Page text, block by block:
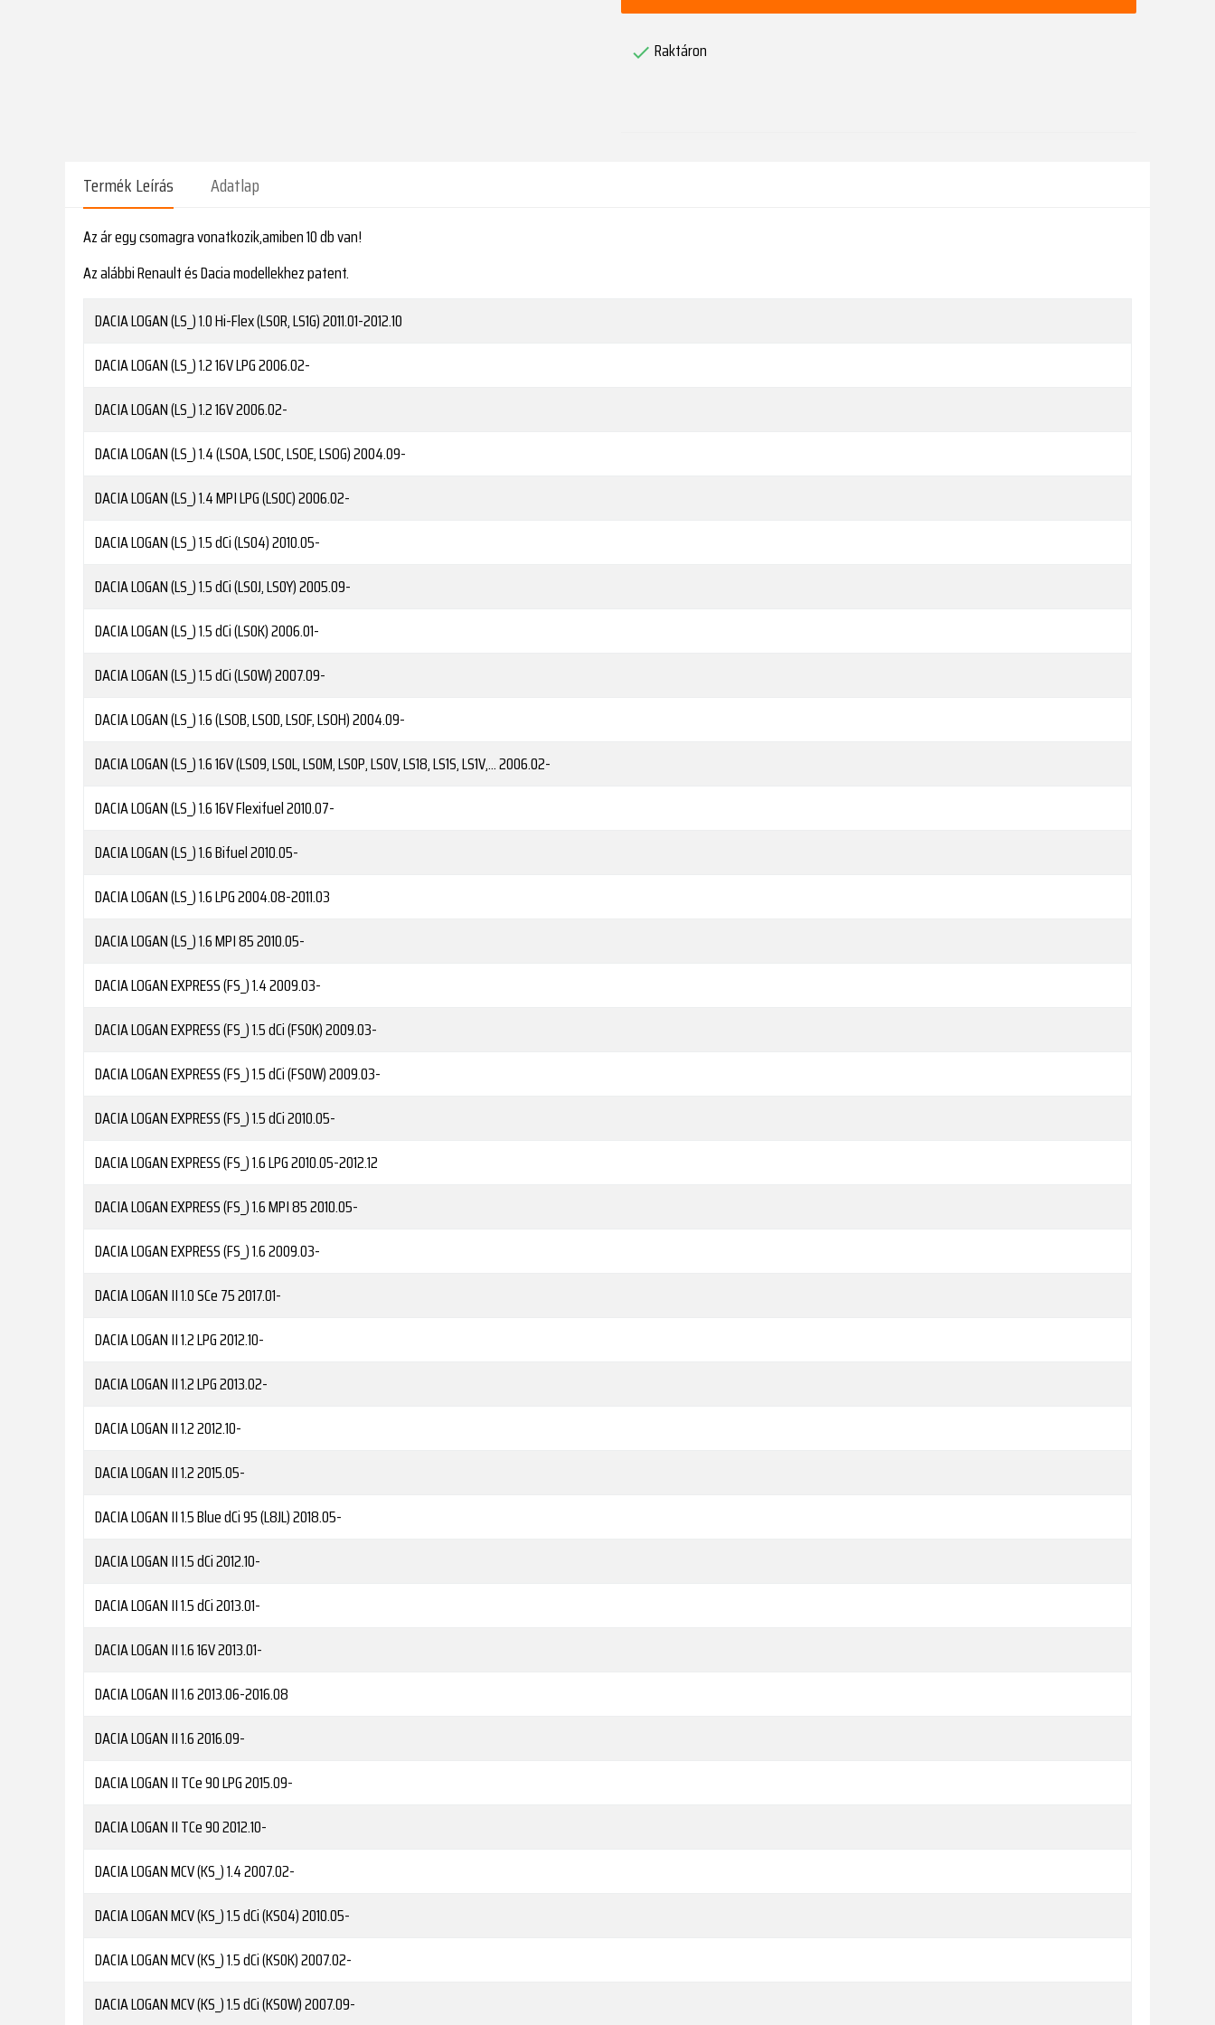
 Raktáron
Termék Leírás Adatlap
Az ár egy csomagra vonatkozik,amiben 10 db van!
Az alábbi Renault és Dacia modellekhez patent.
DACIALOGAN (LS_) 1.0 Hi-Flex (LS0R, LS1G)2011.01-2012.10
DACIALOGAN (LS_) 1.2 16V LPG2006.02-
DACIALOGAN (LS_) 1.2 16V2006.02-
DACIALOGAN (LS_) 1.4 (LSOA, LSOC, LSOE, LSOG)2004.09-
DACIALOGAN (LS_) 1.4 MPI LPG (LS0C)2006.02-
DACIALOGAN (LS_) 1.5 dCi (LS04)2010.05-
DACIALOGAN (LS_) 1.5 dCi (LS0J, LS0Y)2005.09-
DACIALOGAN (LS_) 1.5 dCi (LS0K)2006.01-
DACIALOGAN (LS_) 1.5 dCi (LS0W)2007.09-
DACIALOGAN (LS_) 1.6 (LSOB, LSOD, LSOF, LSOH)2004.09-
DACIALOGAN (LS_) 1.6 16V (LS09, LS0L, LS0M, LS0P, LS0V, LS18, LS1S, LS1V,...2006.02-
DACIALOGAN (LS_) 1.6 16V Flexifuel2010.07-
DACIALOGAN (LS_) 1.6 Bifuel2010.05-
DACIALOGAN (LS_) 1.6 LPG2004.08-2011.03
DACIALOGAN (LS_) 1.6 MPI 852010.05-
DACIALOGAN EXPRESS (FS_) 1.42009.03-
DACIALOGAN EXPRESS (FS_) 1.5 dCi (FS0K)2009.03-
DACIALOGAN EXPRESS (FS_) 1.5 dCi (FS0W)2009.03-
DACIALOGAN EXPRESS (FS_) 1.5 dCi2010.05-
DACIALOGAN EXPRESS (FS_) 1.6 LPG2010.05-2012.12
DACIALOGAN EXPRESS (FS_) 1.6 MPI 852010.05-
DACIALOGAN EXPRESS (FS_) 1.62009.03-
DACIALOGAN II 1.0 SCe 752017.01-
DACIALOGAN II 1.2 LPG2012.10-
DACIALOGAN II 1.2 LPG2013.02-
DACIALOGAN II 1.22012.10-
DACIALOGAN II 1.22015.05-
DACIALOGAN II 1.5 Blue dCi 95 (L8JL)2018.05-
DACIALOGAN II 1.5 dCi2012.10-
DACIALOGAN II 1.5 dCi2013.01-
DACIALOGAN II 1.6 16V2013.01-
DACIALOGAN II 1.62013.06-2016.08
DACIALOGAN II 1.62016.09-
DACIALOGAN II TCe 90 LPG2015.09-
DACIALOGAN II TCe 902012.10-
DACIALOGAN MCV (KS_) 1.42007.02-
DACIALOGAN MCV (KS_) 1.5 dCi (KS04)2010.05-
DACIALOGAN MCV (KS_) 1.5 dCi (KS0K)2007.02-
DACIALOGAN MCV (KS_) 1.5 dCi (KS0W)2007.09-